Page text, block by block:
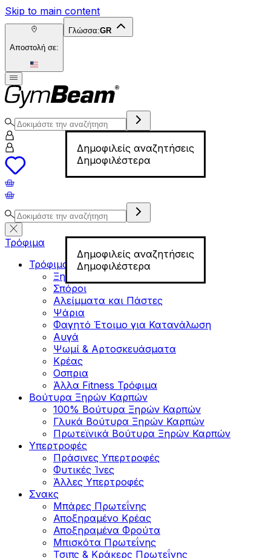
Skip to main content
Αποστολή σε:
Γλώσσα:GR
Δημοφιλείς αναζητήσεις
Δημοφιλέστερα
Δημοφιλείς αναζητήσεις
Δημοφιλέστερα
Τρόφιμα
Τρόφιμα για Fitness
Ξηροί Καρποί
Σπόροι
Αλείμματα και Πάστες
Ψάρια
Φαγητό Έτοιμο για Κατανάλωση
Αυγά
Ψωμί & Αρτοσκευάσματα
Κρέας
Οσπρια
Άλλα Fitness Τρόφιμα
Βούτυρα Ξηρών Καρπών
100% Βούτυρα Ξηρών Καρπών
Γλυκά Βούτυρα Ξηρών Καρπών
Πρωτεϊνικά Βούτυρα Ξηρών Καρπών
Υπερτροφές
Πράσινες Υπερτροφές
Φυτικές Ίνες
Άλλες Υπερτροφές
Σνακς
Μπάρες Πρωτεΐνης
Αποξηραμένο Κρέας
Αποξηραμένα Φρούτα
Μπισκότα Πρωτεΐνης
Τσιπς & Kράκερς Πρωτεΐνης